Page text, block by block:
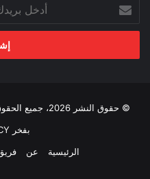
بريدك
الإلكتروني
© حقوق النشر 2026، جميع الحقوق محفوظة |
بفخر
الرئيسية
عن